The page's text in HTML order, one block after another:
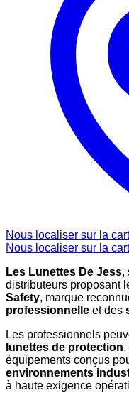
Nous localiser sur la
Nous localiser sur la
Les Lunettes De Jess,
distributeurs proposant
Safety, marque
professionnelle et des
Les professionnels
lunettes de protection,
équipements conçus
environnements
à haute exigence